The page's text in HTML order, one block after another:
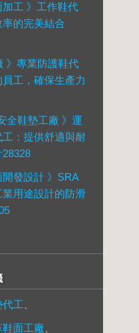
工 》工作鞋代
的完美結合
》專業防護鞋代
工，確保生產力
全鞋墊工廠 》運
：提供舒適與耐
28328
開發設計 》SRA
用途設計的防滑
代工
面工廠